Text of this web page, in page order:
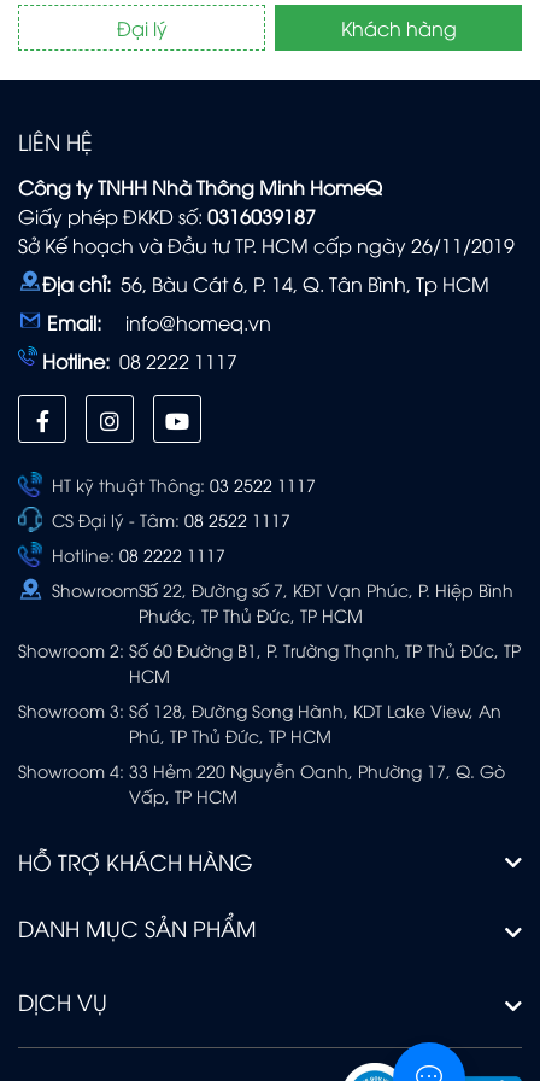
Đại lý Khách hàng
LIÊN HỆ
Công ty TNHH Nhà Thông Minh HomeQ
Giấy phép ĐKKD số: 0316039187
Sở Kế hoạch và Đầu tư TP. HCM cấp ngày 26/11/2019
Địa chỉ: 56, Bàu Cát 6, P. 14, Q. Tân Bình, Tp HCM
Email:
info@homeq.vn
Hotline: 08 2222 1117
HỖ TRỢ KHÁCH HÀNG
HT kỹ thuật Thông: 03 2522 1117
CS Đại lý - Tâm: 08 2522 1117
Hotline: 08 2222 1117
Showroom 1:Số 22, Đường số 7, KĐT Vạn Phúc, P. Hiệp Bình
Phước, TP Thủ Đức, TP HCM
Showroom 2: Số 60 Đường B1, P. Trường Thạnh, TP Thủ Đức, TP
HCM
Showroom 3: Số 128, Đường Song Hành, KDT Lake View, An
Phú, TP Thủ Đức, TP HCM
Showroom 4: 33 Hẻm 220 Nguyễn Oanh, Phường 17, Q. Gò
Vấp, TP HCM
DANH MỤC SẢN PHẨM
DỊCH VỤ